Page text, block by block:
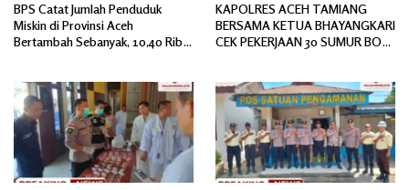
BPS Catat Jumlah Penduduk
Miskin di Provinsi Aceh
Bertambah Sebanyak, 10,40 Ribu
KAPOLRES ACEH TAMIANG
BERSAMA KETUA BHAYANGKARI
CEK PEKERJAAN 30 SUMUR BOR